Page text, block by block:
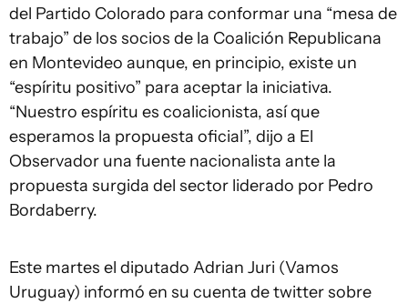
del Partido Colorado para conformar una “mesa de
trabajo” de los socios de la Coalición Republicana
en Montevideo aunque, en principio, existe un
“espíritu positivo” para aceptar la iniciativa.
“Nuestro espíritu es coalicionista, así que
esperamos la propuesta oficial”, dijo a El
Observador una fuente nacionalista ante la
propuesta surgida del sector liderado por Pedro
Bordaberry.
Este martes el diputado Adrian Juri (Vamos
Uruguay) informó en su cuenta de twitter sobre